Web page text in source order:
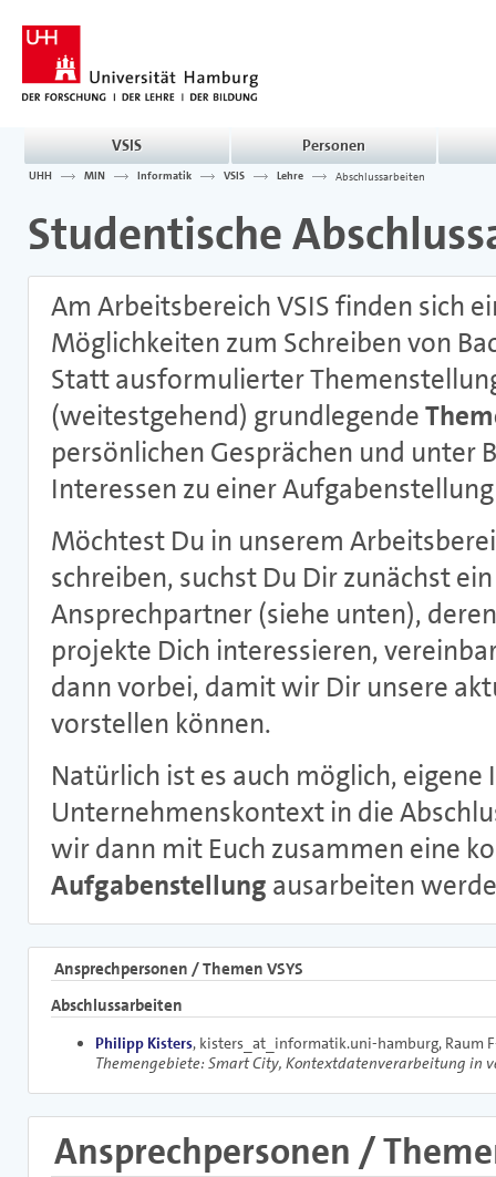
VSIS Personen
UHH MIN Informatik VSIS Lehre Abschlussarbeiten
Studentische
Am Arbeitsbereich VSIS finden sich
Möglichkeiten zum Schreiben von
Statt ausformulierter
(weitestgehend) grundlegende
persönlichen Gesprächen und unter
Interessen zu einer
Möchtest Du in unserem
schreiben, suchst Du Dir zunächst
Ansprechpartner (siehe unten),
projekte Dich interessieren,
dann vorbei, damit wir Dir unsere
vorstellen können.
Natürlich ist es auch möglich,
Unternehmenskontext in die
wir dann mit Euch zusammen eine
Aufgabenstellung ausarbeiten
Ansprechpersonen / Themen VSYS
Abschlussarbeiten
Philipp Kisters, kisters_at_informatik.uni-hamburg, Raum
Themengebiete: Smart City, Kontextdatenverarbeitung in
Ansprechpersonen /